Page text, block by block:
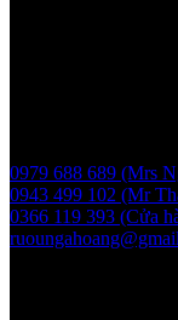
0979 688 689 (Mrs
0943 499 102 (Mr
0366 119 393 (Cửa